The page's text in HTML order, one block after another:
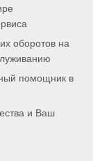
оборотов на
помощник в
и Ваш